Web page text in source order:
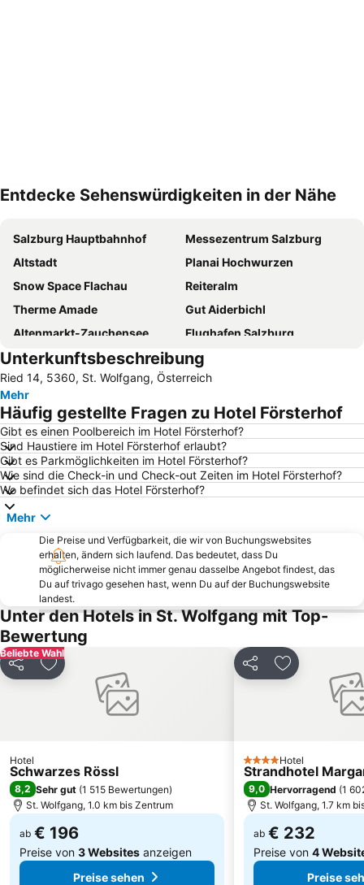
Entdecke Sehenswürdigkeiten in der Nähe
Salzburg Hauptbahnhof
Messezentrum Salzburg
Altstadt
Planai Hochwurzen
Snow Space Flachau
Reiteralm
Therme Amade
Gut Aiderbichl
Altenmarkt-Zauchensee
Flughafen Salzburg
Wagrain-Kleinarl
Königssee
Narzissenfest
Mondsee
Erlebnispark Strasswalchen
Salzburger Christkindlmarkt
Hauser Kaibling
Die Tauplitz
Toscana Congress
Skigebiet Sportwelt Amadé
Radstadt-Altenmarkt
Nachtslalom
Maxglan
Hallstätter See
Red Bull Arena
Filzmoos
Schafbergbahn
Ramsau am Dachstein
Residenzplatz
Bad Ischl
Schloss Hellbrunn
Watzmann Therme
Rupertus Therme
Skiflugschanze Kulm
Dom zu Salzburg
Augustiner Bräu Kloster Mülln
Liechtensteinklamm
Haus der Natur
Eisriesenwelt
Itzling
Salzburger Festspiele
Getreidegasse
Stoderzinken
Unterkunftsbeschreibung
Ried 14, 5360, St. Wolfgang, Österreich
Mehr
Häufig gestellte Fragen zu Hotel Försterhof
Gibt es einen Poolbereich im Hotel Försterhof?
Sind Haustiere im Hotel Försterhof erlaubt?
Gibt es Parkmöglichkeiten im Hotel Försterhof?
Wie sind die Check-in und Check-out Zeiten im Hotel Försterhof?
Wo befindet sich das Hotel Försterhof?
Mehr
Die Preise und Verfügbarkeit, die wir von Buchungswebsites
erhalten, ändern sich laufend. Das bedeutet, dass Du
möglicherweise nicht immer genau dasselbe Angebot findest, das
Du auf trivago gesehen hast, wenn Du auf der Buchungswebsite
landest.
Unter den Hotels in St. Wolfgang mit Top-
Bewertung
Beliebte Wahl
Teilen Zu Favoriten hinzufügen
Hotel
Schwarzes Rössl
8,2 Sehr gut (1 515 Bewertungen)
St. Wolfgang, 1.0 km bis Zentrum
ab € 196
Preise von 3 Websites anzeigen
Preise sehen
Teilen Zu Favoriten
4 SterneHotel
Strandhotel
9,0 Hervorragend (1
St. Wolfgang, 1.7 km
ab € 232
Preise von 4
Preise